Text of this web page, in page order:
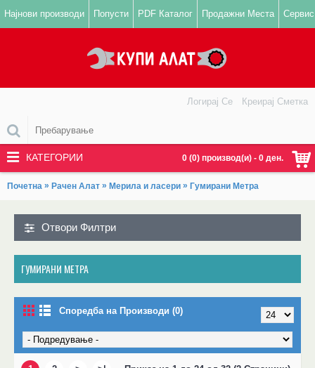
Најнови производи Попусти PDF Каталог Продажни Места Сервис
0 (0) производ(и) - 0 ден.
Логирај Се Креирај Сметка
КАТЕГОРИИ
Почетна » Рачен Алат » Мерила и ласери » Гумирани Метра
Отвори Филтри
ГУМИРАНИ МЕТРА
Споредба на Производи (0)